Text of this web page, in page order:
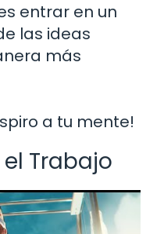
entrar en un
las ideas
más
a tu mente!
Trabajo